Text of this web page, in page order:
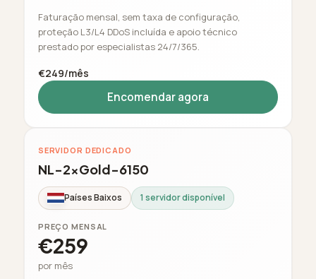
Faturação mensal, sem taxa de configuração,
proteção L3/L4 DDoS incluída e apoio técnico
prestado por especialistas 24/7/365.
€249/mês
Encomendar agora
SERVIDOR DEDICADO
NL-2xGold-6150
Países Baixos 1 servidor disponível
PREÇO MENSAL
€259
por mês